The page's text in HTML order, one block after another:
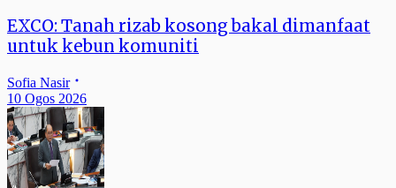
EXCO: Tanah rizab kosong bakal dimanfaat
untuk kebun komuniti
Sofia Nasir
10 Ogos 2026